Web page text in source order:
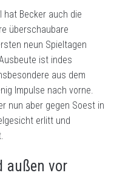
hat Becker auch die
überschaubare
neun Spieltagen
ist indes
aus dem
Impulse nach vorne.
nun aber gegen Soest in
erlitt und
außen vor